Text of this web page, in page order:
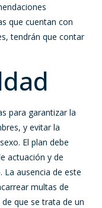
que cuentan con
tendrán que contar
para garantizar la
y evitar la
El plan debe
actuación y de
ausencia de este
multas de
que se trata de un